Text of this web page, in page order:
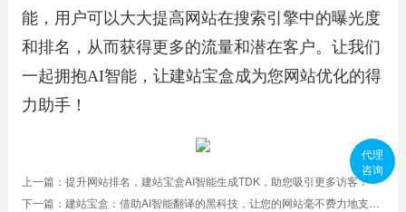
能，用户可以大大提高网站在搜索引擎中的曝光度
和排名，从而获得更多的流量和潜在客户。让我们
一起拥抱AI智能，让建站宝盒成为您网站优化的得
力助手！
上一篇： 提升网站排名，建站宝盒AI智能生成TDK，助您吸引更多访客！
下一篇： 建站宝盒：借助AI智能翻译的黑科技，让您的网站毫不费力地支持十几种语言
代理
咨询